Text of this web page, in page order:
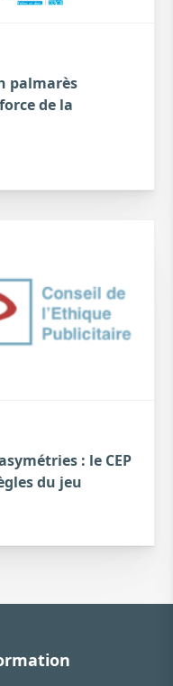
palmarès
de la
: le CEP
du jeu